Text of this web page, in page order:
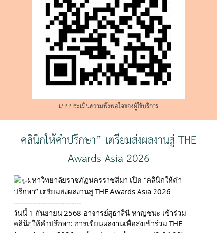
แบบประเมินความพึงพอใจของผู้ใช้บริการ
คลินิกให้คำปรึกษา” เตรียมส่งผลงานสู่ THE
Awards Asia 2026
มหาวิทยาลัยราชภัฏนครราชสีมา เปิด “คลินิกให้คำ
ปรึกษา” เตรียมส่งผลงานสู่ THE Awards Asia 2026
----------------------------
วันนี้ 1 กันยายน 2568 อาจารย์สุธาสินี หาญชนะ เข้าร่วม
คลินิกให้คำปรึกษา: การเขียนผลงานเพื่อส่งเข้าร่วม THE